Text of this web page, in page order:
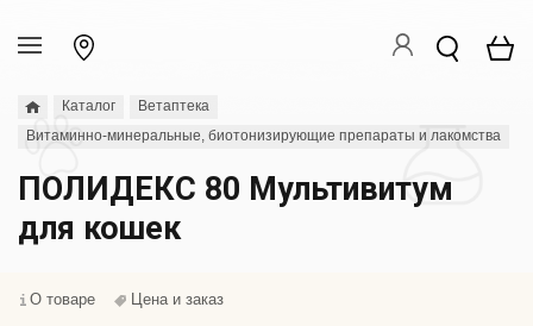
Каталог
Ветаптека
Витаминно-минеральные, биотонизирующие препараты и лакомства
ПОЛИДЕКС 80 Мультивитум
для кошек
О товаре Цена и заказ